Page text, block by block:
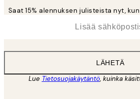
Saat 15% alennuksen julisteista nyt,
LÄHETÄ
Lue Tietosuojakäytäntö, kuinka